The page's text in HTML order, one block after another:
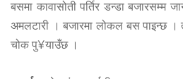
बसमा कावासोती पर्तिर डन्डा बजारसम्म
अमलटारी । बजारमा लोकल बस पाइन्छ
चोक पु¥याउँछ ।